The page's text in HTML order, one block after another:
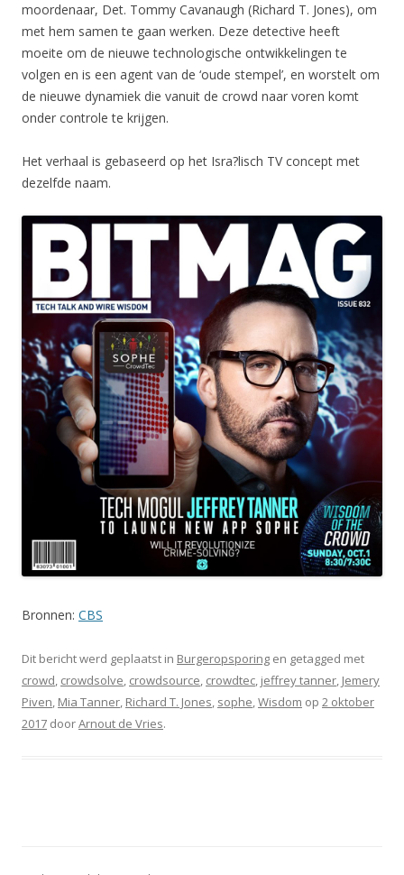
moordenaar, Det. Tommy Cavanaugh (Richard T. Jones), om
met hem samen te gaan werken. Deze detective heeft
moeite om de nieuwe technologische ontwikkelingen te
volgen en is een agent van de ‘oude stempel’, en worstelt om
de nieuwe dynamiek die vanuit de crowd naar voren komt
onder controle te krijgen.
Het verhaal is gebaseerd op het Isra?lisch TV concept met
dezelfde naam.
Bronnen: CBS
Dit bericht werd geplaatst in Burgeropsporing en getagged met
crowd, crowdsolve, crowdsource, crowdtec, jeffrey tanner, Jemery
Piven, Mia Tanner, Richard T. Jones, sophe,Wisdom op 2 oktober
2017 doorArnout de Vries.